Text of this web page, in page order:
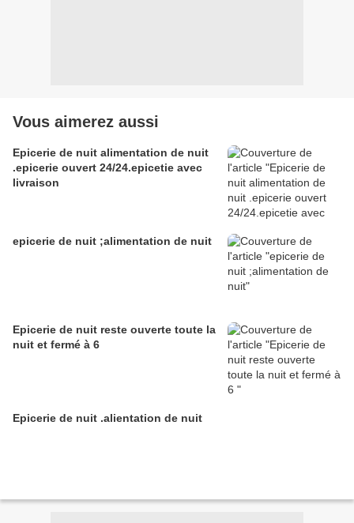
Vous aimerez aussi
Epicerie de nuit alimentation de nuit
.epicerie ouvert 24/24.epicetie avec
livraison
epicerie de nuit ;alimentation de nuit
Epicerie de nuit reste ouverte toute la
nuit et fermé à 6
Epicerie de nuit .alientation de nuit